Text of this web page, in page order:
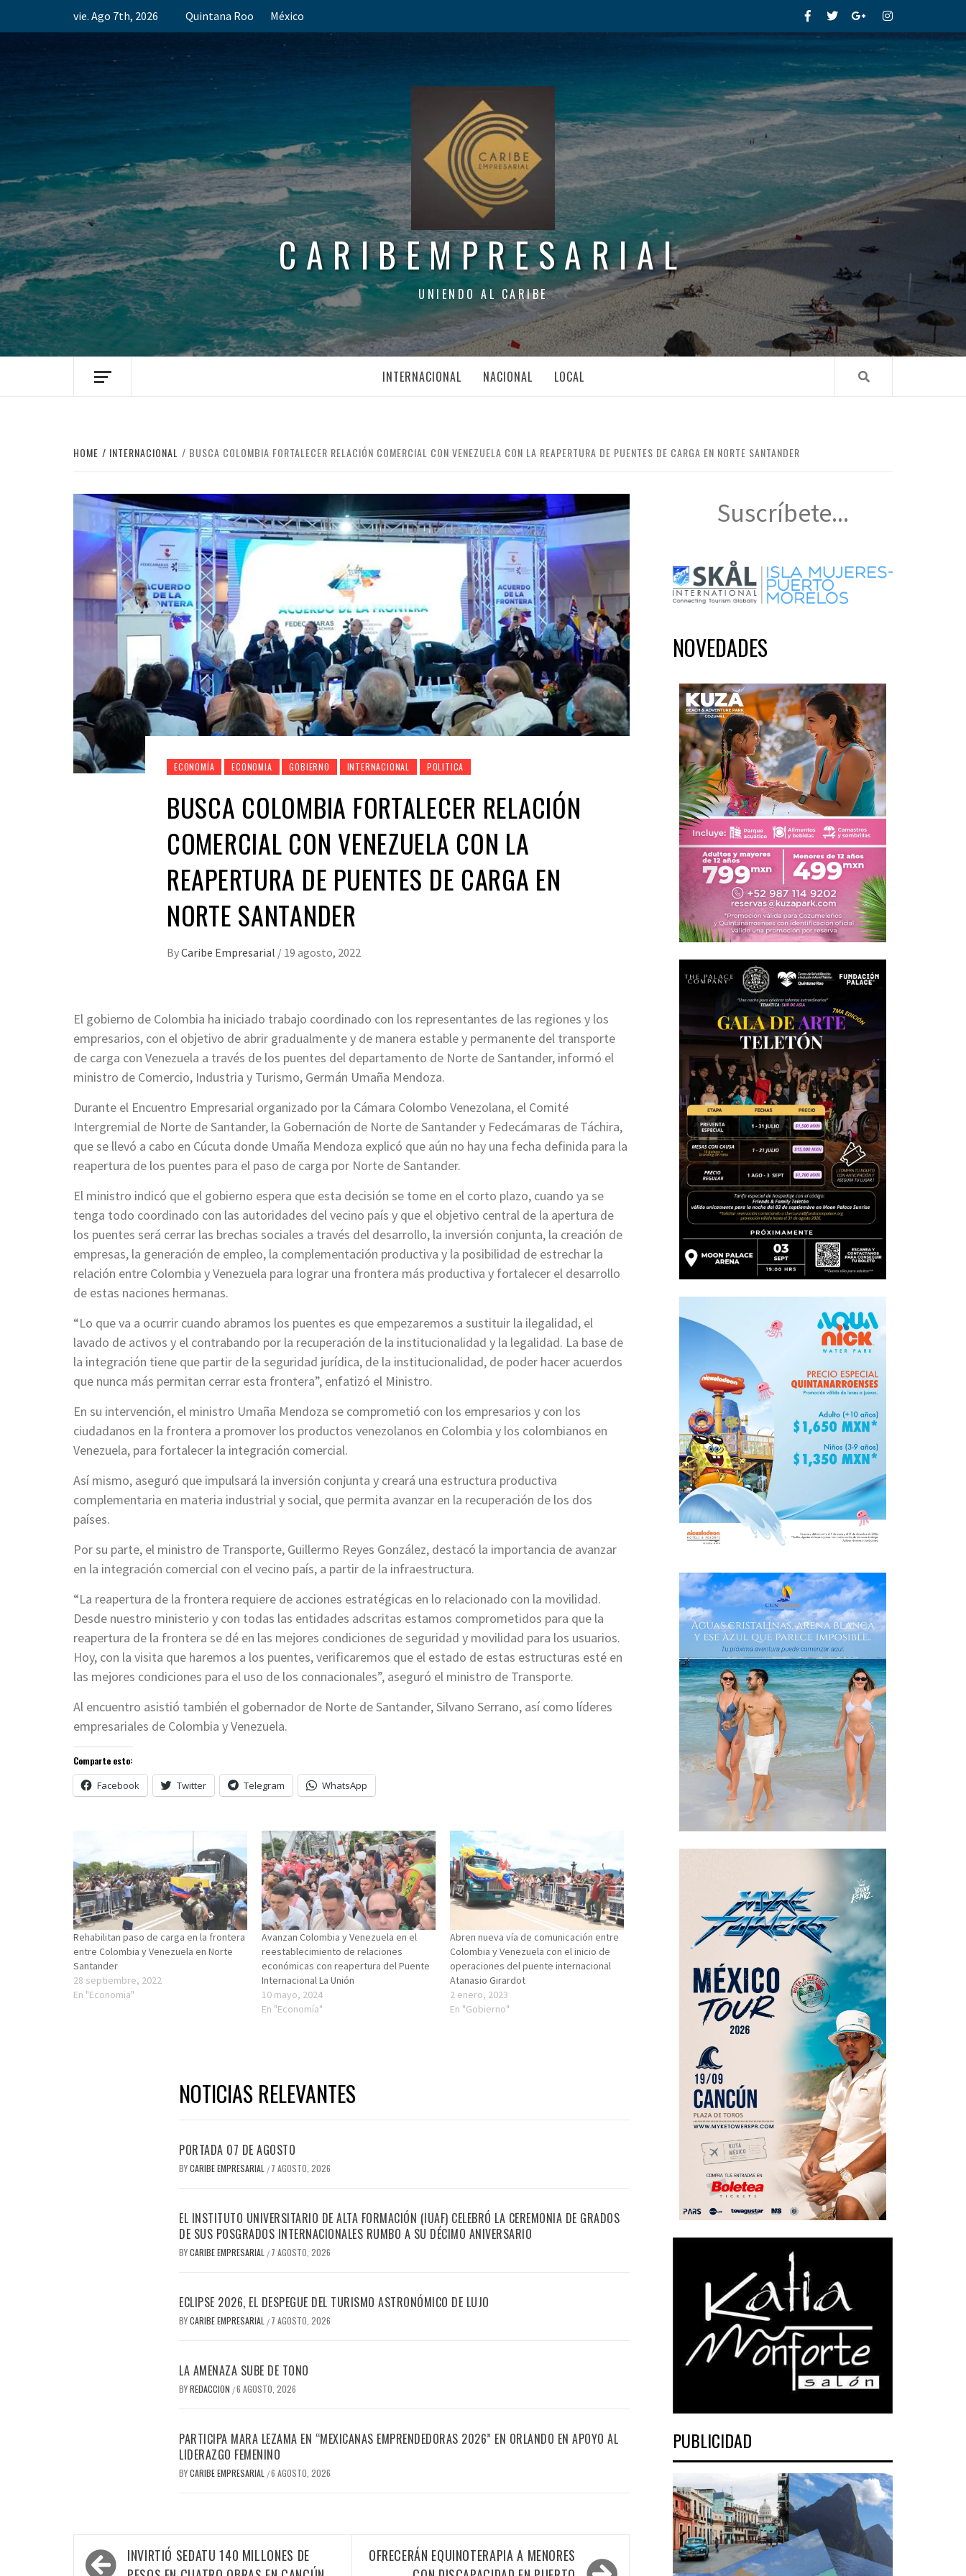
vie. Ago 7th, 2026 Quintana Roo México FacebookTwitterGoogle+Instagram
CARIBEMPRESARIAL
UNIENDO AL CARIBE
INTERNACIONAL NACIONAL LOCAL
HOME INTERNACIONAL BUSCA COLOMBIA FORTALECER RELACIÓN COMERCIAL CON VENEZUELA CON LA REAPERTURA DE PUENTES DE CARGA EN NORTE SANTANDER
ECONOMÍA ECONOMIA GOBIERNO INTERNACIONAL POLITICA
BUSCA COLOMBIA FORTALECER RELACIÓN
COMERCIAL CON VENEZUELA CON LA
REAPERTURA DE PUENTES DE CARGA EN
NORTE SANTANDER
ByCaribe Empresarial / 19 agosto, 2022
El gobierno de Colombia ha iniciado trabajo coordinado con los representantes de las regiones y los
empresarios, con el objetivo de abrir gradualmente y de manera estable y permanente del transporte
de carga con Venezuela a través de los puentes del departamento de Norte de Santander, informó el
ministro de Comercio, Industria y Turismo, Germán Umaña Mendoza.
Durante el Encuentro Empresarial organizado por la Cámara Colombo Venezolana, el Comité
Intergremial de Norte de Santander, la Gobernación de Norte de Santander y Fedecámaras de Táchira,
que se llevó a cabo en Cúcuta donde Umaña Mendoza explicó que aún no hay una fecha definida para la
reapertura de los puentes para el paso de carga por Norte de Santander.
El ministro indicó que el gobierno espera que esta decisión se tome en el corto plazo, cuando ya se
tenga todo coordinado con las autoridades del vecino país y que el objetivo central de la apertura de
los puentes será cerrar las brechas sociales a través del desarrollo, la inversión conjunta, la creación de
empresas, la generación de empleo, la complementación productiva y la posibilidad de estrechar la
relación entre Colombia y Venezuela para lograr una frontera más productiva y fortalecer el desarrollo
de estas naciones hermanas.
“Lo que va a ocurrir cuando abramos los puentes es que empezaremos a sustituir la ilegalidad, el
lavado de activos y el contrabando por la recuperación de la institucionalidad y la legalidad. La base de
la integración tiene que partir de la seguridad jurídica, de la institucionalidad, de poder hacer acuerdos
que nunca más permitan cerrar esta frontera”, enfatizó el Ministro.
En su intervención, el ministro Umaña Mendoza se comprometió con los empresarios y con los
ciudadanos en la frontera a promover los productos venezolanos en Colombia y los colombianos en
Venezuela, para fortalecer la integración comercial.
Así mismo, aseguró que impulsará la inversión conjunta y creará una estructura productiva
complementaria en materia industrial y social, que permita avanzar en la recuperación de los dos
países.
Por su parte, el ministro de Transporte, Guillermo Reyes González, destacó la importancia de avanzar
en la integración comercial con el vecino país, a partir de la infraestructura.
“La reapertura de la frontera requiere de acciones estratégicas en lo relacionado con la movilidad.
Desde nuestro ministerio y con todas las entidades adscritas estamos comprometidos para que la
reapertura de la frontera se dé en las mejores condiciones de seguridad y movilidad para los usuarios.
Hoy, con la visita que haremos a los puentes, verificaremos que el estado de estas estructuras esté en
las mejores condiciones para el uso de los connacionales”, aseguró el ministro de Transporte.
Al encuentro asistió también el gobernador de Norte de Santander, Silvano Serrano, así como líderes
empresariales de Colombia y Venezuela.
Comparte esto:
Facebook Twitter Telegram WhatsApp
Rehabilitan paso de carga en la frontera
entre Colombia y Venezuela en Norte
Santander
28 septiembre, 2022
En "Economia"
Avanzan Colombia y Venezuela en el
reestablecimiento de relaciones
económicas con reapertura del Puente
Internacional La Unión
10 mayo, 2024
En "Economía"
Abren nueva vía de comunicación entre
Colombia y Venezuela con el inicio de
operaciones del puente internacional
Atanasio Girardot
2 enero, 2023
En "Gobierno"
NOTICIAS RELEVANTES
PORTADA 07 DE AGOSTO
BYCARIBE EMPRESARIAL / 7 AGOSTO, 2026
EL INSTITUTO UNIVERSITARIO DE ALTA FORMACIÓN (IUAF) CELEBRÓ LA CEREMONIA DE GRADOS
DE SUS POSGRADOS INTERNACIONALES RUMBO A SU DÉCIMO ANIVERSARIO
BYCARIBE EMPRESARIAL / 7 AGOSTO, 2026
ECLIPSE 2026, EL DESPEGUE DEL TURISMO ASTRONÓMICO DE LUJO
BYCARIBE EMPRESARIAL / 7 AGOSTO, 2026
LA AMENAZA SUBE DE TONO
BYREDACCION /6 AGOSTO, 2026
PARTICIPA MARA LEZAMA EN “MEXICANAS EMPRENDEDORAS 2026” EN ORLANDO EN APOYO AL
LIDERAZGO FEMENINO
BYCARIBE EMPRESARIAL /6 AGOSTO, 2026
NavegaciónINVIRTIÓ SEDATU 140 MILLONES DE
OFRECERÁN EQUINOTERAPIA A MENORES
Suscríbete...
NOVEDADES
PUBLICIDAD